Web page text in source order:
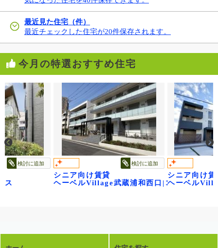
最近見た住宅（件）
最近チェックした住宅が20件保存されます。
今月の特選おすすめ住宅
検討に追加
ス
検討に追加
シニア向け賃貸
ヘーベルVillage武蔵浦和西口|コンフォート
シニア向け賃
ヘーベル